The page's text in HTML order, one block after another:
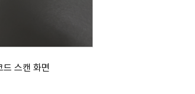
드 스캔 화면